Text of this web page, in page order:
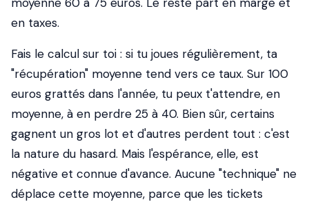
en taxes.
Fais le calcul sur toi : si tu joues régulièrement, ta
"récupération" moyenne tend vers ce taux. Sur 100
euros grattés dans l'année, tu peux t'attendre, en
moyenne, à en perdre 25 à 40. Bien sûr, certains
gagnent un gros lot et d'autres perdent tout : c'est
la nature du hasard. Mais l'espérance, elle, est
négative et connue d'avance. Aucune "technique" ne
déplace cette moyenne, parce que les tickets